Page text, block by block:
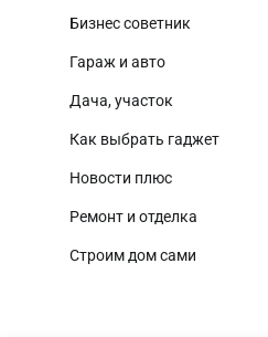
Бизнес советник
Гараж и авто
Дача, участок
Как выбрать гаджет
Новости плюс
Ремонт и отделка
Строим дом сами